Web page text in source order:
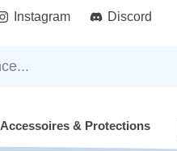
Instagram Discord
Accessoires & Protections